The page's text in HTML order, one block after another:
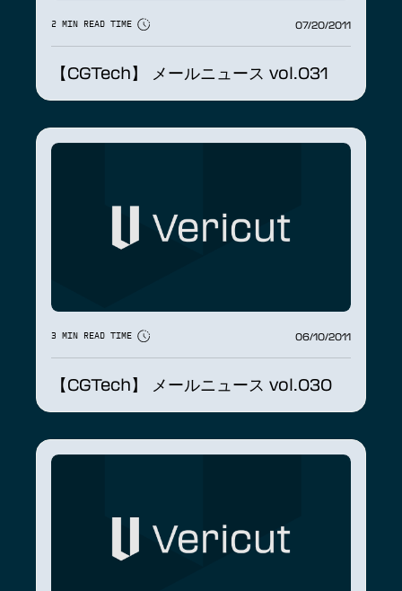
2 MIN READ TIME 07/20/2011
【CGTech】 メールニュース vol.031
3 MIN READ TIME 06/10/2011
【CGTech】 メールニュース vol.030